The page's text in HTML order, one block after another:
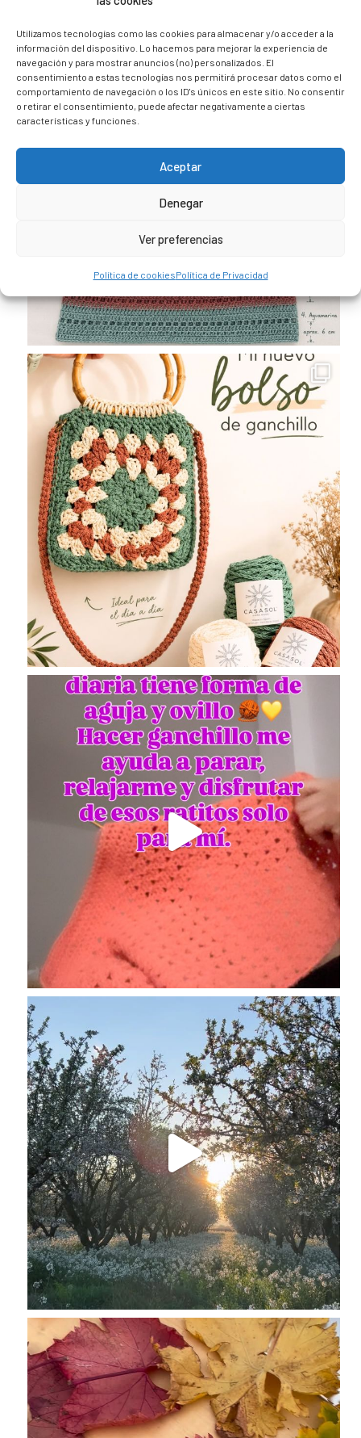
Utilizamos tecnologías como las cookies para almacenar y/o acceder a la
información del dispositivo. Lo hacemos para mejorar la experiencia de
navegación y para mostrar anuncios (no) personalizados. El
consentimiento a estas tecnologías nos permitirá procesar datos como el
comportamiento de navegación o los ID's únicos en este sitio. No consentir
o retirar el consentimiento, puede afectar negativamente a ciertas
características y funciones.
Aceptar
Denegar
Ver preferencias
Política de cookiesPolítica de Privacidad
@caravana_go Mi blog de viajes